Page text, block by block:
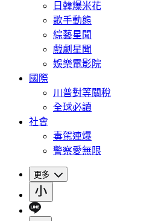
日韓爆米花
歌手動態
綜藝星聞
戲劇星聞
娛樂電影院
國際
川普對等關稅
全球必讀
社會
毒駕連爆
警察愛無限
更多